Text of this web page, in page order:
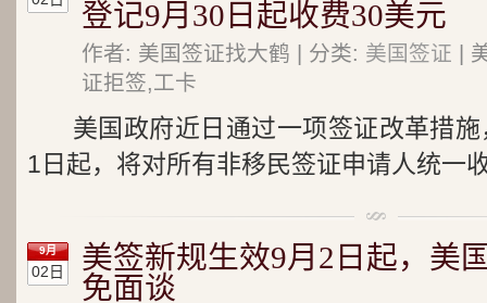
登记9月30日起收费30美元
作者: 美国签证找大鹤 | 分类: 美国签证 |
证拒签,工卡
美国政府近日通过一项签证改革措
1日起，将对所有非移民签证申请人统一
9月
02日
美签新规生效9月2日起，美
免面谈